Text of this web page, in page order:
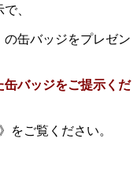
、
の缶バッジをプレゼン
バッジをご提示くだ
をご覧ください。